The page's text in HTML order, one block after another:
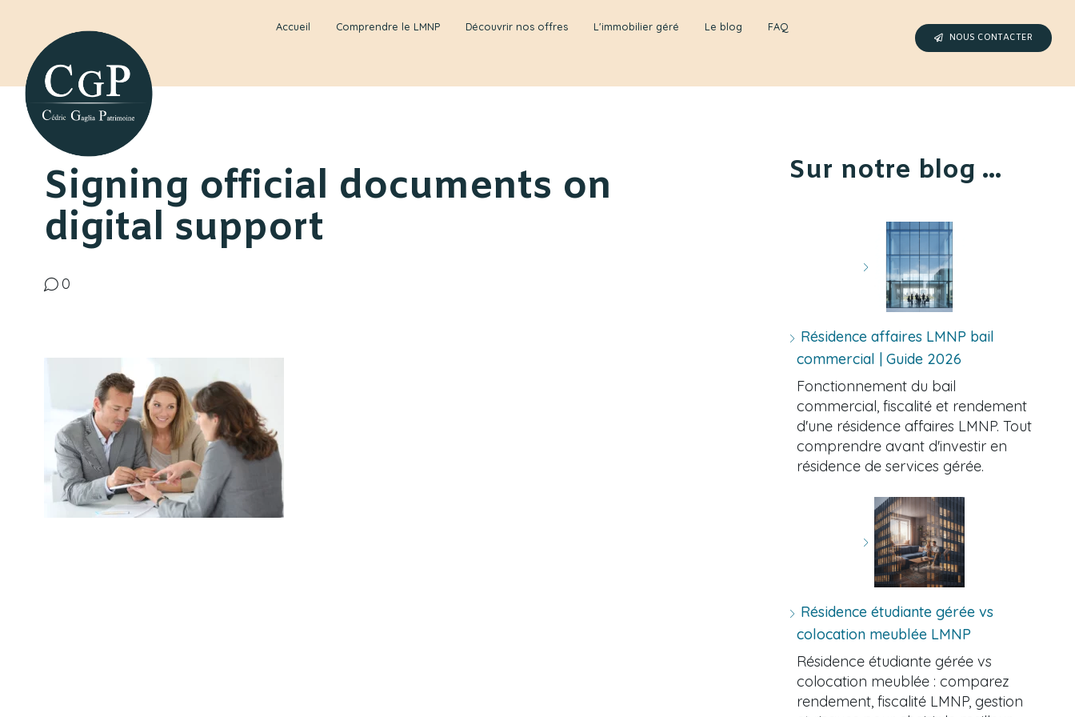
Accueil Comprendre le LMNP Découvrir nos offres L'immobilier géré Le blog FAQ
NOUS CONTACTER
Signing official documents on
digital support
0
Sur notre blog ...
Résidence affaires LMNP bail
commercial | Guide 2026
Fonctionnement du bail
commercial, fiscalité et rendement
d'une résidence affaires LMNP. Tout
comprendre avant d'investir en
résidence de services gérée.
Résidence étudiante gérée vs
colocation meublée LMNP
Résidence étudiante gérée vs
colocation meublée : comparez
rendement, fiscalité LMNP, gestion